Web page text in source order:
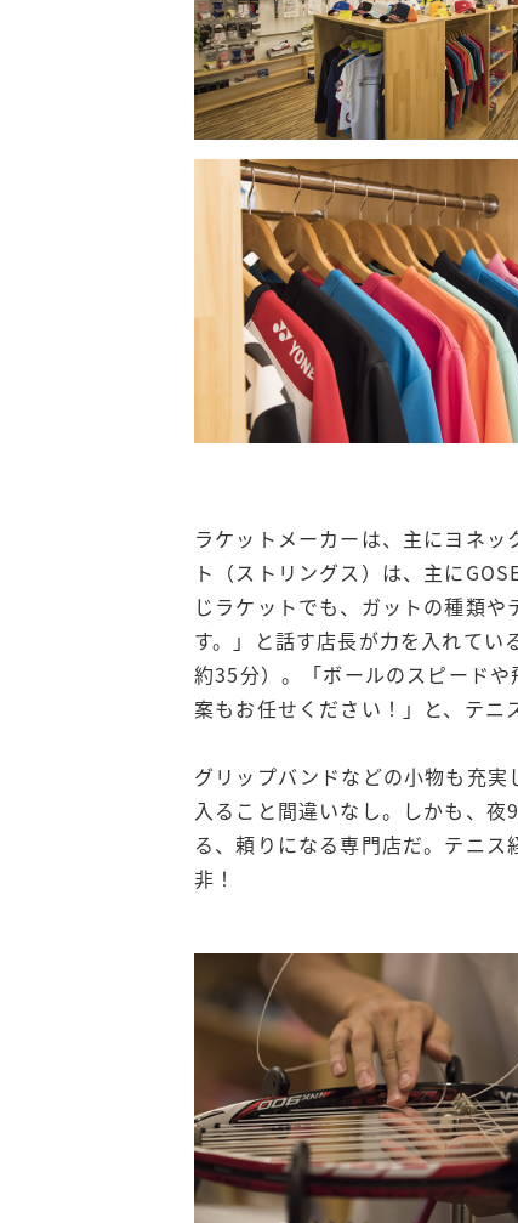
ラケットメーカーは、主にヨネ
ト（ストリングス）は、主に
じラケットでも、ガットの種類
す。」と話す店長が力を入れて
約35分）。「ボールのスピード
案もお任せください！」と、テニ
グリップバンドなどの小物も充
入ること間違いなし。しかも、
る、頼りになる専門店だ。テニ
非！